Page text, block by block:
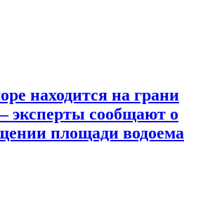
находится на грани
эксперты сообщают о
площади водоема